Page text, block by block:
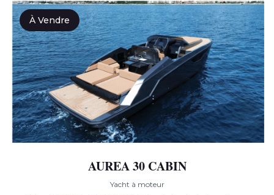
À Vendre
AUREA 30 CABIN
Yacht à moteur